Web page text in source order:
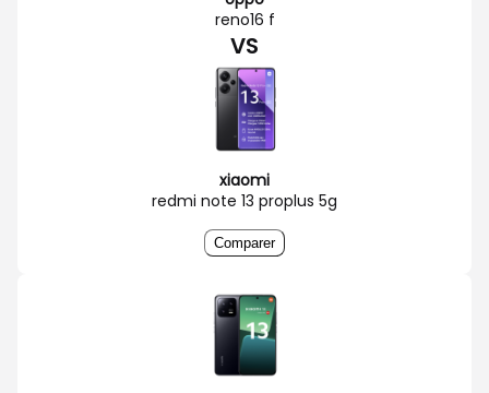
reno16 f
VS
xiaomi
redmi note 13 proplus 5g
Comparer